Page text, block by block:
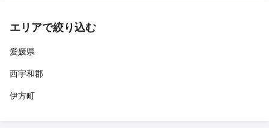
エリアで絞り込む
愛媛県
西宇和郡
伊方町